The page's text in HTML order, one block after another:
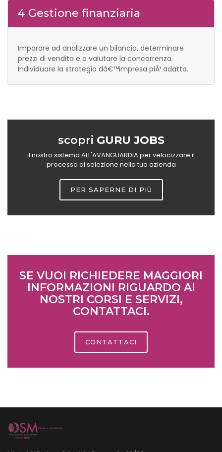
4 Gestione finanziaria
Imparare ad analizzare un bilancio, determinare
prezzi di vendita e a valutare la concorrenza.
Individuare la strategia dâ€™impresa piÃ¹ adatta.
scopri GURU JOBS
il nostro sistema ALL'AVANGUARDIA per velocizzare il
processo di selezione nella tua azienda
PER SAPERNE DI PIÙ
SE VUOI RICHIEDERE MAGGIORI
INFORMAZIONI RIGUARDO AI
NOSTRI CORSI E SERVIZI,
CONTATTACI.
CONTATTACI